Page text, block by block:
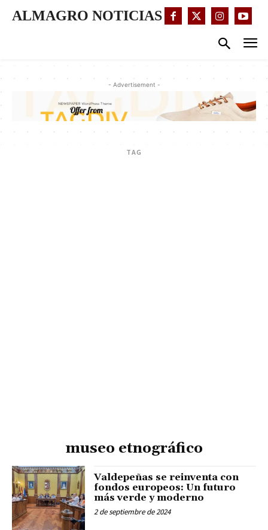
ALMAGRO NOTICIAS
- Advertisement -
TAG
museo etnográfico
Valdepeñas se reinventa con
fondos europeos: Un futuro
más verde y moderno
2 de septiembre de 2024